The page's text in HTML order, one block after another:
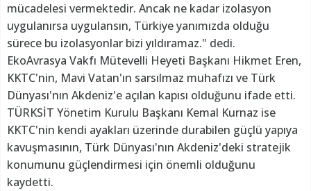
mücadelesi vermektedir. Ancak ne kadar izolasyon
uygulanırsa uygulansın, Türkiye yanımızda olduğu
sürece bu izolasyonlar bizi yıldıramaz." dedi.
EkoAvrasya Vakfı Mütevelli Heyeti Başkanı Hikmet Eren,
KKTC'nin, Mavi Vatan'ın sarsılmaz muhafızı ve Türk
Dünyası'nın Akdeniz'e açılan kapısı olduğunu ifade etti.
TÜRKSİT Yönetim Kurulu Başkanı Kemal Kurnaz ise
KKTC'nin kendi ayakları üzerinde durabilen güçlü yapıya
kavuşmasının, Türk Dünyası'nın Akdeniz'deki stratejik
konumunu güçlendirmesi için önemli olduğunu
kaydetti.